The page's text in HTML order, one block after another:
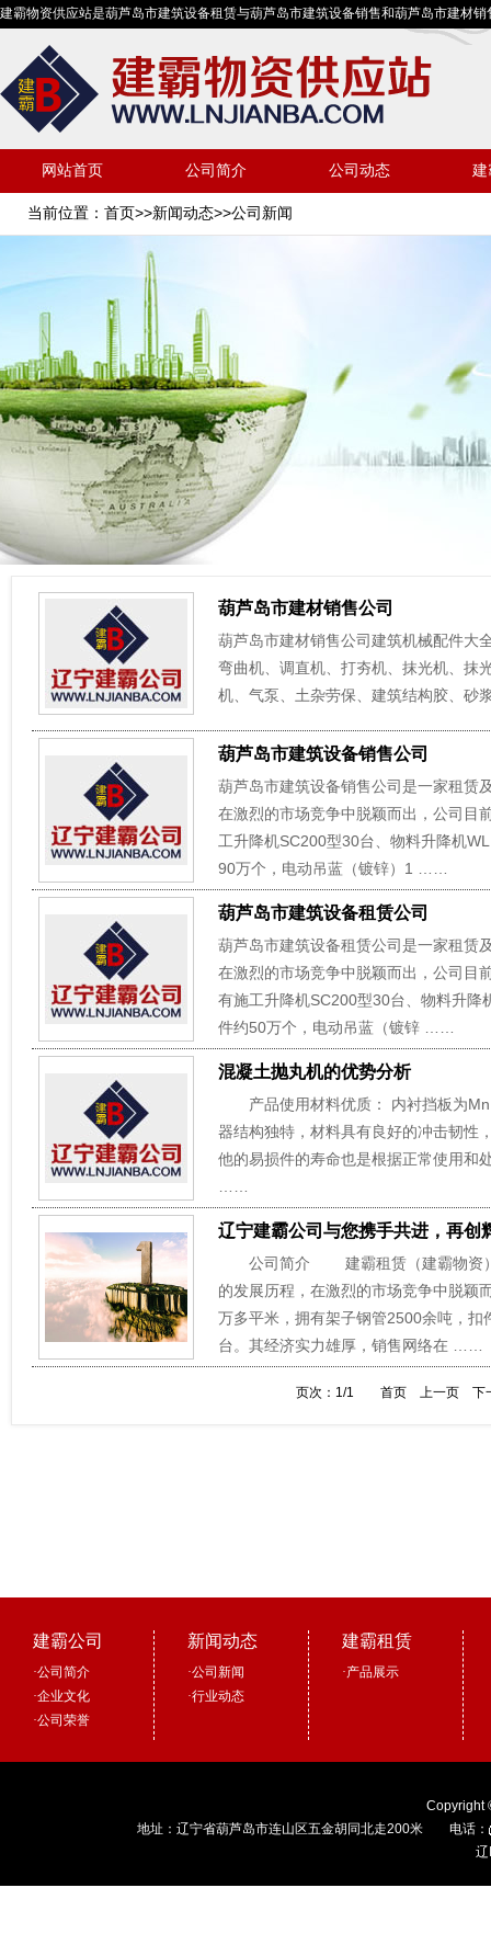
建霸物资供应站是葫芦岛市建筑设备租赁与葫芦岛市建筑设备销售和葫芦岛市建材
网站首页 公司简介 公司动态 建
当前位置： 首页>>新闻动态>>公司新闻
葫芦岛市建材销售公司
葫芦岛市建材销售公司建筑机械配件大
弯曲机、调直机、打夯机、抹光机、抹
机、气泵、土杂劳保、建筑结构胶、
葫芦岛市建筑设备销售公司
葫芦岛市建筑设备销售公司是一家租赁
在激烈的市场竞争中脱颖而出，公司目
工升降机SC200型30台、物料升降机
90万个，电动吊蓝（镀锌）1 ……
葫芦岛市建筑设备租赁公司
葫芦岛市建筑设备租赁公司是一家租赁
在激烈的市场竞争中脱颖而出，公司目
有施工升降机SC200型30台、物料升
件约50万个，电动吊蓝（镀锌 ……
混凝土抛丸机的优势分析
产品使用材料优质： 内衬挡板为
器结构独特，材料具有良好的冲击韧
他的易损件的寿命也是根据正常使用和
辽宁建霸公司与您携手共进，再创
公司简介 建霸租赁（建霸物资）是
的发展历程，在激烈的市场竞争中脱颖
万多平米，拥有架子钢管2500余吨，
台。其经济实力雄厚，销售网络在 ……
页次：1/1 首页 上一页 下
建霸公司
·公司简介
·企业文化
·公司荣誉
新闻动态
·公司新闻
·行业动态
建霸租赁
·产品展示
Copyright
地址：辽宁省葫芦岛市连山区五金胡同北走200米 电话：